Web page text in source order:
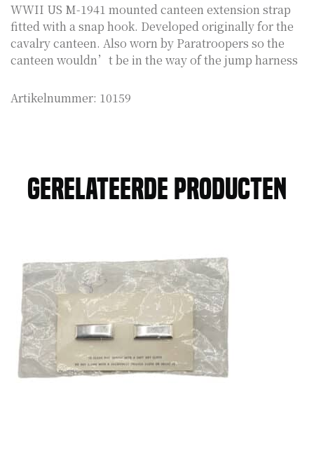
WWII US M-1941 mounted canteen extension strap
fitted with a snap hook. Developed originally for the
cavalry canteen. Also worn by Paratroopers so the
canteen wouldn’t be in the way of the jump harness
Artikelnummer: 10159
Gerelateerde producten